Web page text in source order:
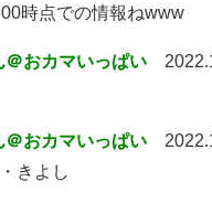
時点での情報ねwww
＠おカマいっぱい
＠おカマいっぱい
きよし